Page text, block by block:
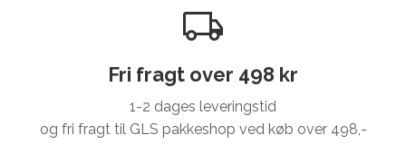
Fri fragt over 498 kr
1-2 dages leveringstid
og fri fragt til GLS pakkeshop ved køb over 498,-